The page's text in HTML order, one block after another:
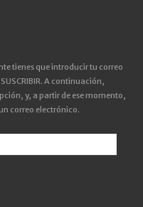
tienes que introducir tu correo
A continuación,
y, a partir de ese momento,
correo electrónico.